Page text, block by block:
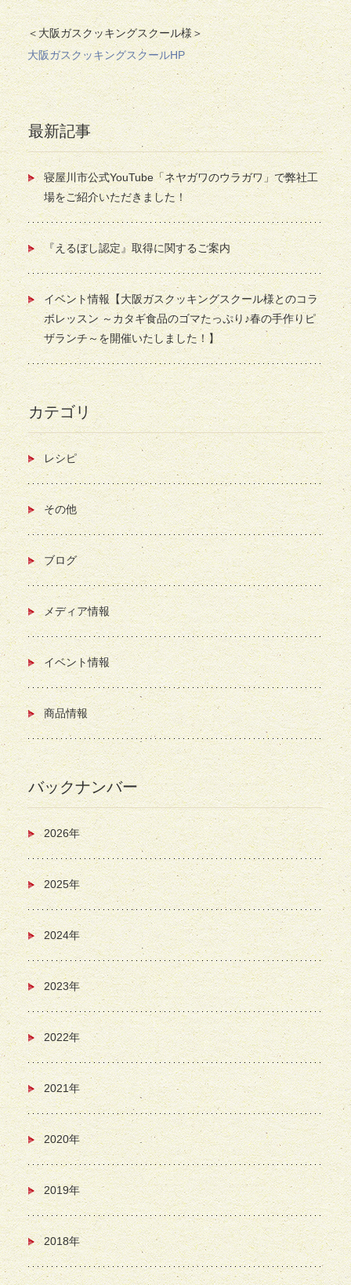
＜大阪ガスクッキングスクール様＞
大阪ガスクッキングスクールHP
最新記事
寝屋川市公式YouTube「ネヤガワのウラガワ」で弊社工
場をご紹介いただきました！
『えるぼし認定』取得に関するご案内
イベント情報【大阪ガスクッキングスクール様とのコラ
ボレッスン ～カタギ食品のゴマたっぷり♪春の手作りピ
ザランチ～を開催いたしました！】
カテゴリ
レシピ
その他
ブログ
メディア情報
イベント情報
商品情報
バックナンバー
2026年
2025年
2024年
2023年
2022年
2021年
2020年
2019年
2018年